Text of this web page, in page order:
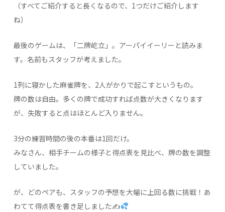
（すべてご紹介すると長くなるので、1つだけご紹介します
ね）
最後のゲームは、「二牌屹立」。アーパイイーリーと読みま
す。名前もスタッフが考えました。
1列に寝かした麻雀牌を、2人がかりで起こすというもの。
牌の数は自由。多くの牌で成功すれば点数が大きくなります
が、失敗すると点はほとんど入りません。
3分の練習時間の後の本番は1回だけ。
みなさん、相手チームの様子と得点表を見比べ、牌の数を調整
していました。
が、どのペアも、スタッフの予想を大幅に上回る数に挑戦！あ
わてて得点表を書き足しました✍